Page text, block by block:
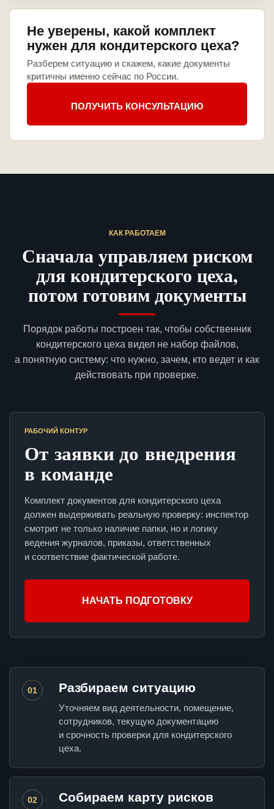
Не уверены, какой комплект
нужен для кондитерского цеха?
Разберем ситуацию и скажем, какие документы
критичны именно сейчас по России.
ПОЛУЧИТЬ КОНСУЛЬТАЦИЮ
КАК РАБОТАЕМ
Сначала управляем риском
для кондитерского цеха,
потом готовим документы
Порядок работы построен так, чтобы собственник
кондитерского цеха видел не набор файлов,
а понятную систему: что нужно, зачем, кто ведет и как
действовать при проверке.
РАБОЧИЙ КОНТУР
От заявки до внедрения
в команде
Комплект документов для кондитерского цеха
должен выдерживать реальную проверку: инспектор
смотрит не только наличие папки, но и логику
ведения журналов, приказы, ответственных
и соответствие фактической работе.
НАЧАТЬ ПОДГОТОВКУ
01 Разбираем ситуацию
Уточняем вид деятельности, помещение,
сотрудников, текущую документацию
и срочность проверки для кондитерского
цеха.
02 Собираем карту рисков